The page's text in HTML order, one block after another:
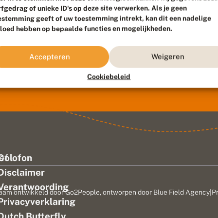
of unieke ID's op deze site verwerken. Als je geen
geeft of uw toestemming intrekt, kan dit een nadelige
hebben op bepaalde functies en mogelijkheden.
Accepteren Weigeren
Cookiebeleid
ontwikkeld doorGo2People, ontworpen door Blue Field Agency